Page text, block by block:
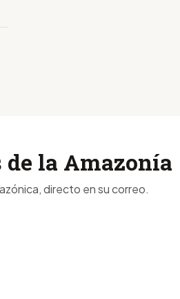
la Amazonía
directo en su correo.